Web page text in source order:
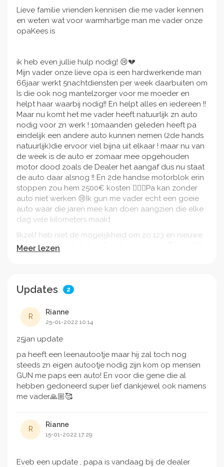
Lieve familie vrienden kennisen die me vader kennen
en weten wat voor warmhartige man me vader onze
opaKees is
ik heb even jullie hulp nodig! 😢💔
Mijn vader onze lieve opa is een hardwerkende man
66jaar werkt 5nachtdiensten per week daarbuiten om
Is die ook nog mantelzorger voor me moeder en
helpt haar waarbij nodig!! En helpt alles en iedereen !!
Maar nu komt het me vader heeft natuurlijk zn auto
nodig voor zn werk ! 10maanden geleden heeft pa
eindelijk een andere auto kunnen nemen (2de hands
natuurlijk)die ervoor viel bijna uit elkaar ! maar nu van
de week is de auto er zomaar mee opgehouden
motor dood zoals de Dealer het aangaf dus nu staat
de auto daar alsnog !! En 2de handse motorblok erin
stoppen zou hem 2500€ kosten 🤷🏻‍♀️Pa kan zonder
auto niet werken 😢Ik gun me vader echt een goeie
auto waar die jaren mee kan doen aangzien die elke
dag vele kilometers maakt
IIkzelf heb niet de mogelijkheid om zo 123 en nieuwe
auto voor hem te halen/betalen maar heeft eigenlijk
alle kleine beetjes zijn welkom zodat me vader weer
zijn werk kan verrichten!
liefs
Meer lezen
Updates 2
R
Rianne
25-01-2022 10:14
25jan update
pa heeft een leenautootje maar hij zal toch nog
steeds zn eigen autootje nodig zijn kom op mensen
GUN me paps een auto! En voor die gene die al
hebben gedoneerd super lief dankjewel ook namens
me vader🙏🏼🥰
R
Rianne
15-01-2022 17:29
Eveb een update , papa is vandaag bij de dealer